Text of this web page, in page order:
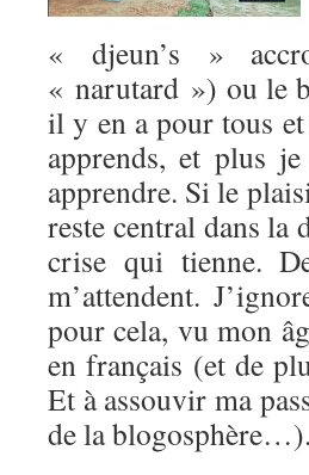
« djeun’s »
« narutard ») ou le
il y en a pour tous
apprends, et plus
apprendre. Si le
reste central dans la
crise qui tienne.
m’attendent.
pour cela, vu mon
en français (et de
Et à assouvir ma
de la blogosphère…).